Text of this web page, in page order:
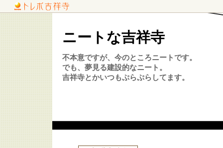
ニートな吉祥寺
不本意ですが、今のところニートです。
でも、夢見る建設的なニート。
吉祥寺とかいつもぷらぷらしてます。